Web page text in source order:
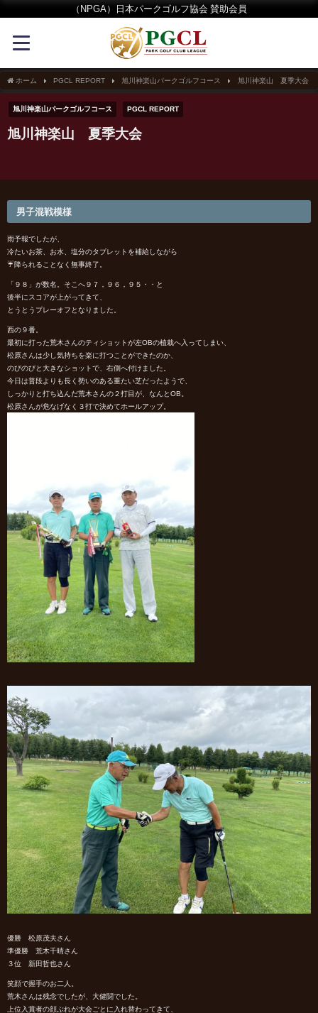
（NPGA）日本パークゴルフ協会 賛助会員
ホーム PGCL REPORT 旭川神楽山パークゴルフコース 旭川神楽山 夏季大会
旭川神楽山パークゴルフコース PGCL REPORT
旭川神楽山 夏季大会
男子混戦模様
雨予報でしたが、
冷たいお茶、お水、塩分のタブレットを補給しながら
☔降られることなく無事終了。
「９８」が数名。そこへ９７，９６，９５・・と
後半にスコアが上がってきて、
とうとうプレーオフとなりました。
西の９番。
最初に打った荒木さんのティショットが左OBの植栽へ入ってしまい、
松原さんは少し気持ちを楽に打つことができたのか、
のびのびと大きなショットで、右側へ付けました。
今日は普段よりも長く勢いのある重たい芝だったようで、
しっかりと打ち込んだ荒木さんの２打目が、なんとOB。
松原さんが危なげなく３打で決めてホールアップ。
優勝 松原茂夫さん
準優勝 荒木千晴さん
３位 新田哲也さん
笑顔で握手のお二人。
荒木さんは残念でしたが、大健闘でした。
上位入賞者の顔ぶれが大会ごとに入れ替わってきて、